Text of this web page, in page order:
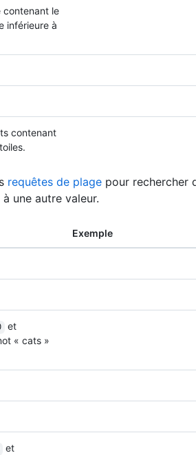
le
inférieure à
contenant
requêtes de plage pour rechercher
une autre valeur.
Exemple
et
« cats »
et